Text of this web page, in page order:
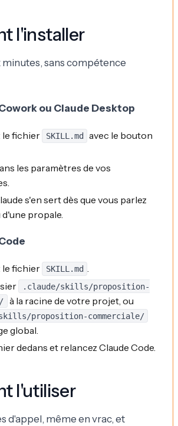
l'installer
sans compétence
ou Claude Desktop
le fichier SKILL.md
avec le bouton
les paramètres de vos
s'en sert dès que vous parlez
propale.
le fichier SKILL.md
.claude/skills/proposition-
à la racine de votre projet, ou
proposition-commerciale/
global.
dedans et relancez Claude Code.
l'utiliser
d'appel, même en vrac, et